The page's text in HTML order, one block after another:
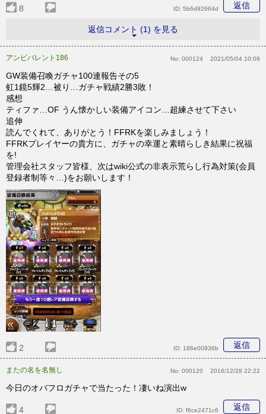
8 返信
ID: 5b6d92664d
返信コメント (1) を見る
アンビバレント186 No: 000124 2021/05/04 10:09
GW装備召喚ガチャ100連報告その5
虹1鏡5輝2…被り…ガチャ戦績2勝3敗！
感想
ティファ…OF うん懐かしい装備アイコン…超練させて下さい
追伸
読んでくれて、ありがとう！FFRKを楽しみましょう！
FFRKプレイヤーの貴方に、ガチャの幸運と素晴らしき結果に祝福
を!
管理会社スタッフ皆様、次はwiki公式の非表示荒らし行為対策(会員
登録者制等々…)をお願いします！
2 返信
ID: 186e00936b
またの名を名無し No: 000120 2016/12/28 22:22
今日のオバフロガチャで当たった！凄いね演出w
4 返信
ID: f6ce2471c6